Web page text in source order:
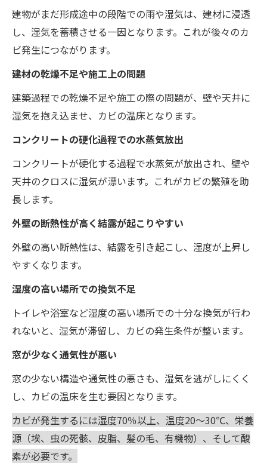
建物がまだ形成途中の段階での雨や湿気は、建材に浸透
し、湿気を蓄積させる一因となります。これが後々のカ
ビ発生につながります。
建材の乾燥不足や施工上の問題
建築過程での乾燥不足や施工の際の問題が、壁や天井に
湿気を抱え込ませ、カビの温床となります。
コンクリートの硬化過程での水蒸気放出
コンクリートが硬化する過程で水蒸気が放出され、壁や
天井のクロスに湿気が漂います。これがカビの繁殖を助
長します。
外壁の断熱性が高く結露が起こりやすい
外壁の高い断熱性は、結露を引き起こし、湿度が上昇し
やすくなります。
湿度の高い場所での換気不足
トイレや浴室など湿度の高い場所での十分な換気が行わ
れないと、湿気が滞留し、カビの発生条件が整います。
窓が少なく通気性が悪い
窓の少ない構造や通気性の悪さも、湿気を逃がしにくく
し、カビの温床を生む要因となります。
カビが発生するには湿度70％以上、温度20～30℃、栄養
源（埃、虫の死骸、皮脂、髪の毛、有機物）、そして酸
素が必要です。